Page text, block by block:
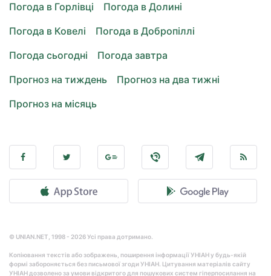
Погода в Горлівці
Погода в Долині
Погода в Ковелі
Погода в Добропіллі
Погода сьогодні
Погода завтра
Прогноз на тиждень
Прогноз на два тижні
Прогноз на місяць
© UNIAN.NET, 1998 - 2026 Усі права дотримано.
Копіювання текстів або зображень, поширення інформації УНІАН у будь-якій
формі забороняється без письмової згоди УНІАН. Цитування матеріалів сайту
УНІАН дозволено за умови відкритого для пошукових систем гіперпосилання на